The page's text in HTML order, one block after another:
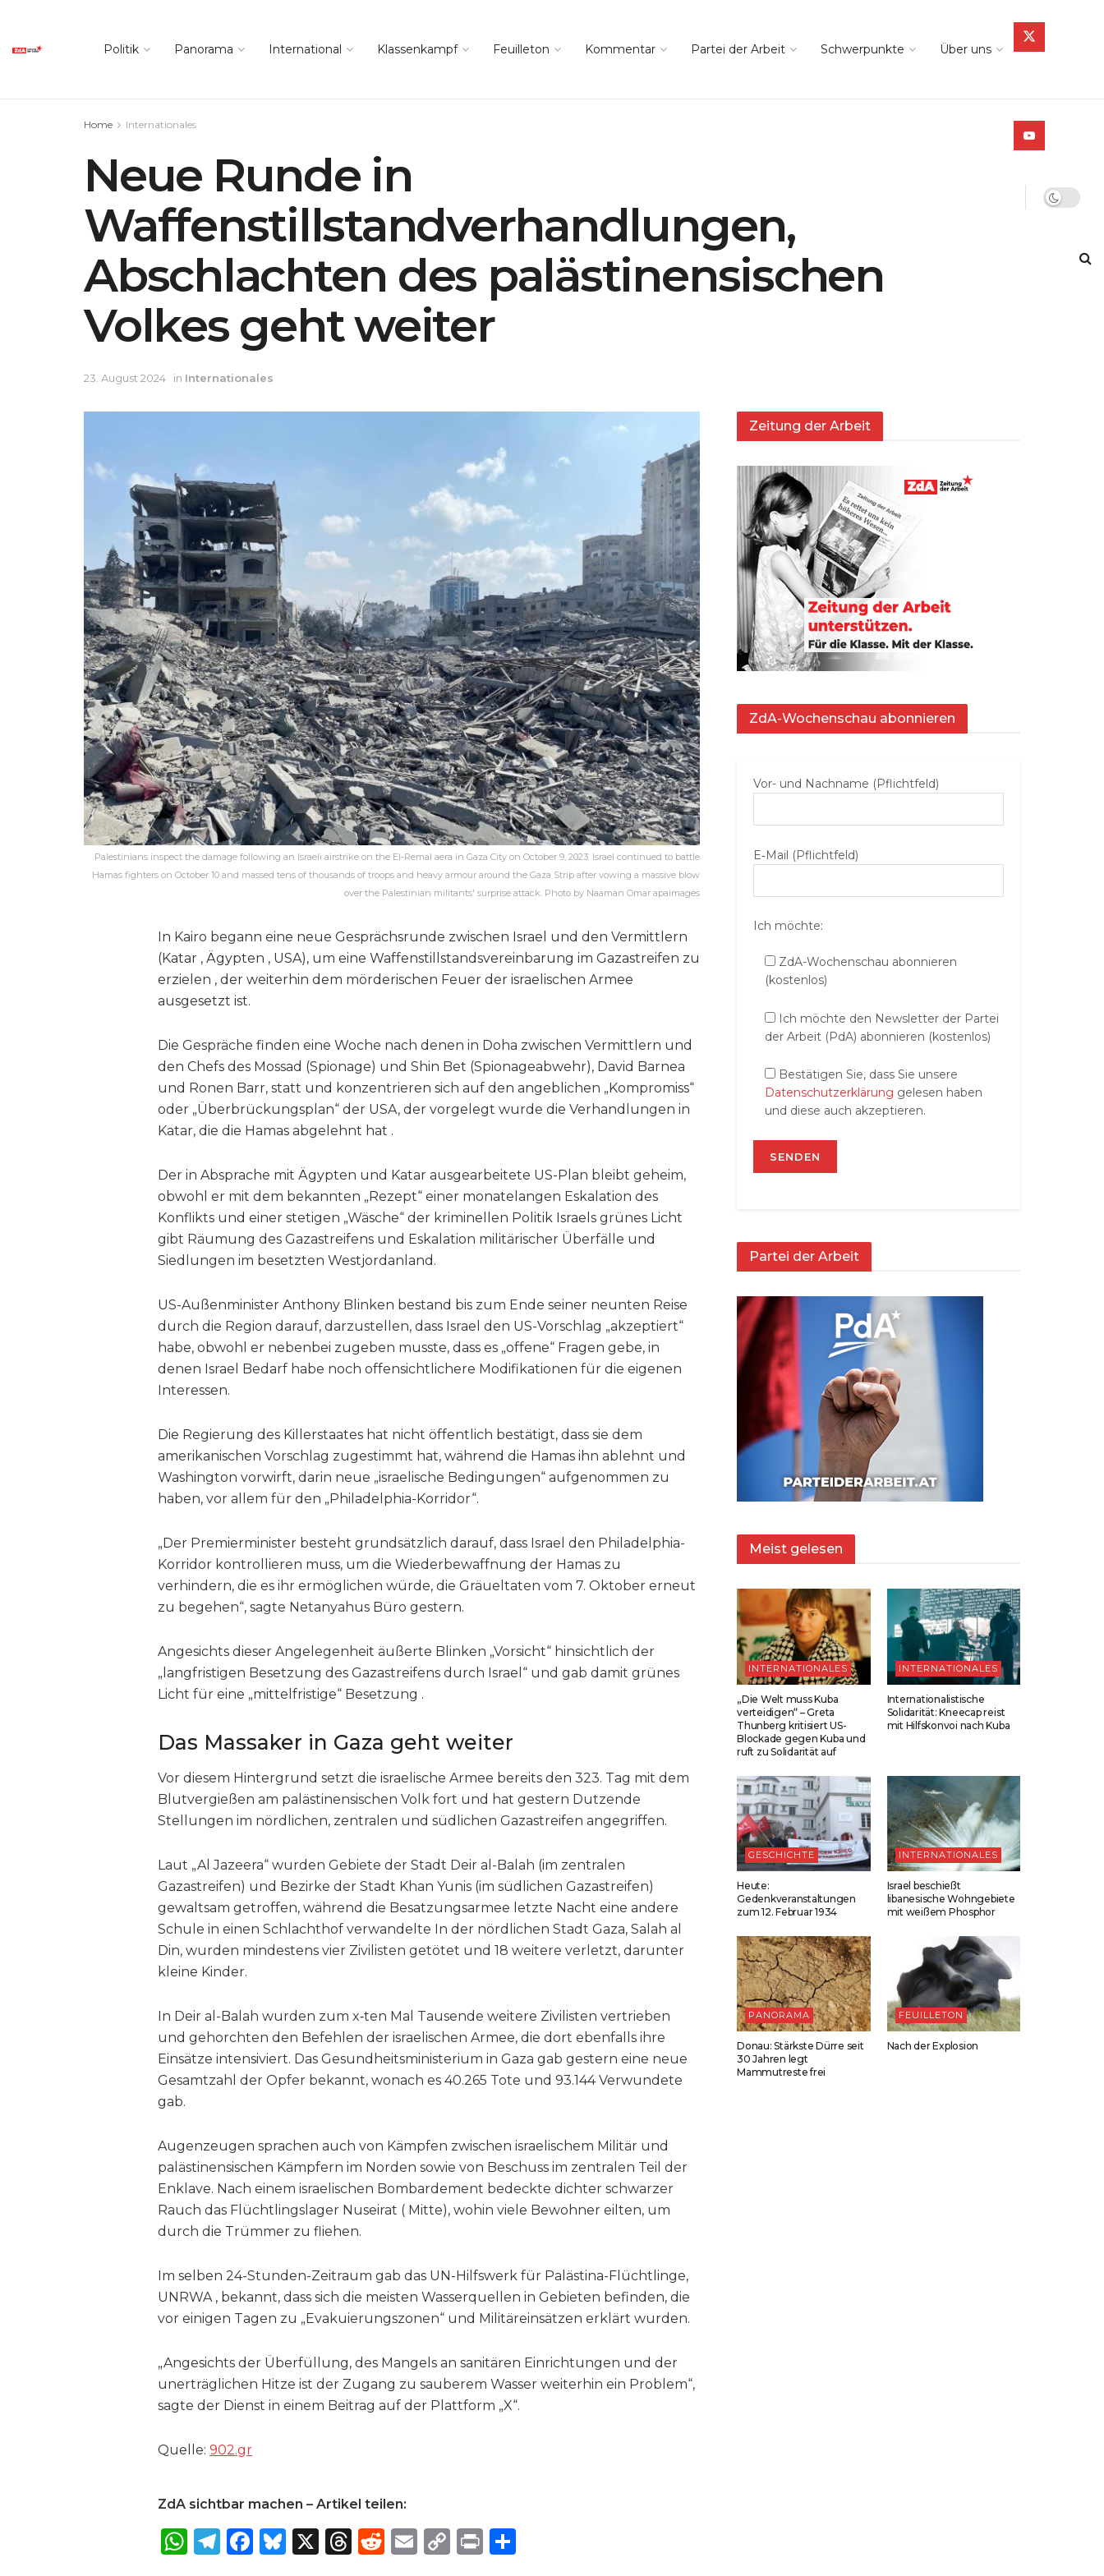
Politik Panorama International Klassenkampf Feuilleton Kommentar Partei der Arbeit Schwerpunkte Über uns
Home Internationales
Neue Runde in
Waffenstillstandverhandlungen,
Abschlachten des palästinensischen
Volkes geht weiter
23. August 2024 in Internationales
Palestinians inspect the damage following an Israeli airstrike on the El-Remal aera in Gaza City on October 9, 2023. Israel continued to battle
Hamas fighters on October 10 and massed tens of thousands of troops and heavy armour around the Gaza Strip after vowing a massive blow
over the Palestinian militants' surprise attack. Photo by Naaman Omar apaimages
In Kairo begann eine neue Gesprächsrunde zwischen Israel und den Vermittlern
(Katar , Ägypten , USA), um eine Waffenstillstandsvereinbarung im Gazastreifen zu
erzielen , der weiterhin dem mörderischen Feuer der israelischen Armee
ausgesetzt ist.
Die Gespräche finden eine Woche nach denen in Doha zwischen Vermittlern und
den Chefs des Mossad (Spionage) und Shin Bet (Spionageabwehr), David Barnea
und Ronen Barr, statt und konzentrieren sich auf den angeblichen „Kompromiss“
oder „Überbrückungsplan“ der USA, der vorgelegt wurde die Verhandlungen in
Katar, die die Hamas abgelehnt hat .
Der in Absprache mit Ägypten und Katar ausgearbeitete US-Plan bleibt geheim,
obwohl er mit dem bekannten „Rezept“ einer monatelangen Eskalation des
Konflikts und einer stetigen „Wäsche“ der kriminellen Politik Israels grünes Licht
gibt Räumung des Gazastreifens und Eskalation militärischer Überfälle und
Siedlungen im besetzten Westjordanland.
US-Außenminister Anthony Blinken bestand bis zum Ende seiner neunten Reise
durch die Region darauf, darzustellen, dass Israel den US-Vorschlag „akzeptiert“
habe, obwohl er nebenbei zugeben musste, dass es „offene“ Fragen gebe, in
denen Israel Bedarf habe noch offensichtlichere Modifikationen für die eigenen
Interessen.
Die Regierung des Killerstaates hat nicht öffentlich bestätigt, dass sie dem
amerikanischen Vorschlag zugestimmt hat, während die Hamas ihn ablehnt und
Washington vorwirft, darin neue „israelische Bedingungen“ aufgenommen zu
haben, vor allem für den „Philadelphia-Korridor“.
„Der Premierminister besteht grundsätzlich darauf, dass Israel den Philadelphia-
Korridor kontrollieren muss, um die Wiederbewaffnung der Hamas zu
verhindern, die es ihr ermöglichen würde, die Gräueltaten vom 7. Oktober erneut
zu begehen“, sagte Netanyahus Büro gestern.
Angesichts dieser Angelegenheit äußerte Blinken „Vorsicht“ hinsichtlich der
„langfristigen Besetzung des Gazastreifens durch Israel“ und gab damit grünes
Licht für eine „mittelfristige“ Besetzung .
Das Massaker in Gaza geht weiter
Vor diesem Hintergrund setzt die israelische Armee bereits den 323. Tag mit dem
Blutvergießen am palästinensischen Volk fort und hat gestern Dutzende
Stellungen im nördlichen, zentralen und südlichen Gazastreifen angegriffen.
Laut „Al Jazeera“ wurden Gebiete der Stadt Deir al-Balah (im zentralen
Gazastreifen) und Bezirke der Stadt Khan Yunis (im südlichen Gazastreifen)
gewaltsam getroffen, während die Besatzungsarmee letzte Nacht eine andere
Schule in einen Schlachthof verwandelte In der nördlichen Stadt Gaza, Salah al
Din, wurden mindestens vier Zivilisten getötet und 18 weitere verletzt, darunter
kleine Kinder.
In Deir al-Balah wurden zum x‑ten Mal Tausende weitere Zivilisten vertrieben
und gehorchten den Befehlen der israelischen Armee, die dort ebenfalls ihre
Einsätze intensiviert. Das Gesundheitsministerium in Gaza gab gestern eine neue
Gesamtzahl der Opfer bekannt, wonach es 40.265 Tote und 93.144 Verwundete
gab.
Augenzeugen sprachen auch von Kämpfen zwischen israelischem Militär und
palästinensischen Kämpfern im Norden sowie von Beschuss im zentralen Teil der
Enklave. Nach einem israelischen Bombardement bedeckte dichter schwarzer
Rauch das Flüchtlingslager Nuseirat ( Mitte), wohin viele Bewohner eilten, um
durch die Trümmer zu fliehen.
Im selben 24-Stunden-Zeitraum gab das UN-Hilfswerk für Palästina-Flüchtlinge,
UNRWA , bekannt, dass sich die meisten Wasserquellen in Gebieten befinden, die
vor einigen Tagen zu „Evakuierungszonen“ und Militäreinsätzen erklärt wurden.
„Angesichts der Überfüllung, des Mangels an sanitären Einrichtungen und der
unerträglichen Hitze ist der Zugang zu sauberem Wasser weiterhin ein Problem“,
sagte der Dienst in einem Beitrag auf der Plattform „X“.
Quelle: 902​.gr
ZdA sichtbar machen – Artikel teilen:
W T
F
B X
T
R
E
C
P
Zeitung der Arbeit
ZdA-Wochenschau abonnieren
Vor- und Nachname (Pflichtfeld)
E‑Mail (Pflichtfeld)
Ich möchte:
ZdA-Wochenschau abonnieren
(kostenlos)
Ich möchte den Newsletter der Partei
der Arbeit (PdA) abonnieren (kostenlos)
Bestätigen Sie, dass Sie unsere
Datenschutzerklärung gelesen haben
und diese auch akzeptieren.
Partei der Arbeit
Meist gelesen
INTERNATIONALES
„Die Welt muss Kuba
verteidigen“ – Greta
Thunberg kritisiert US-
Blockade gegen Kuba und
ruft zu Solidarität auf
INTERNATIONALES
Internationalistische
Solidarität: Kneecap reist
mit Hilfskonvoi nach Kuba
GESCHICHTE
Heute:
Gedenkveranstaltungen
zum 12. Februar 1934
INTERNATIONALES
Israel beschießt
libanesische Wohngebiete
mit weißem Phosphor
PANORAMA
Donau: Stärkste Dürre seit
30 Jahren legt
Mammutreste frei
FEUILLETON
Nach der Explosion